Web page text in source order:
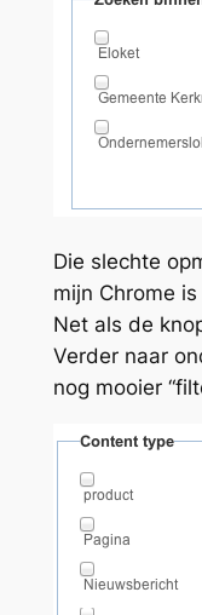
Die slechte
mijn Chrome
Net als de
Verder naar
nog mooier